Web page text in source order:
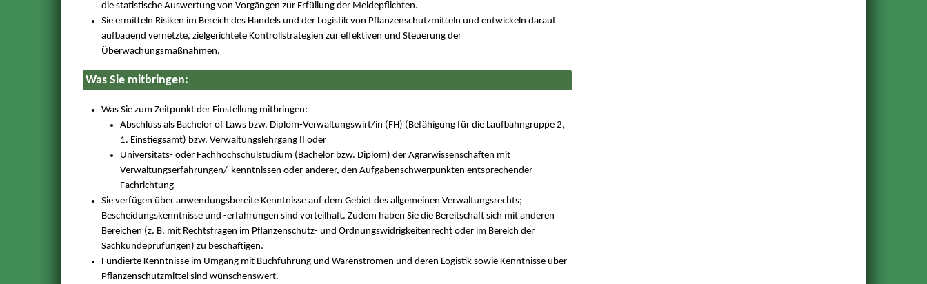
die statistische Auswertung von Vorgängen zur Erfüllung der Meldepflichten.
Sie ermitteln Risiken im Bereich des Handels und der Logistik von Pflanzenschutzmitteln und entwickeln darauf
aufbauend vernetzte, zielgerichtete Kontrollstrategien zur effektiven und Steuerung der
Überwachungsmaßnahmen.
Was Sie mitbringen:
Was Sie zum Zeitpunkt der Einstellung mitbringen:
Abschluss als Bachelor of Laws bzw. Diplom-Verwaltungswirt/in (FH) (Befähigung für die Laufbahngruppe 2,
1. Einstiegsamt) bzw. Verwaltungslehrgang II oder
Universitäts- oder Fachhochschulstudium (Bachelor bzw. Diplom) der Agrarwissenschaften mit
Verwaltungserfahrungen/-kenntnissen oder anderer, den Aufgabenschwerpunkten entsprechender
Fachrichtung
Sie verfügen über anwendungsbereite Kenntnisse auf dem Gebiet des allgemeinen Verwaltungsrechts;
Bescheidungskenntnisse und -erfahrungen sind vorteilhaft. Zudem haben Sie die Bereitschaft sich mit anderen
Bereichen (z. B. mit Rechtsfragen im Pflanzenschutz- und Ordnungswidrigkeitenrecht oder im Bereich der
Sachkundeprüfungen) zu beschäftigen.
Fundierte Kenntnisse im Umgang mit Buchführung und Warenströmen und deren Logistik sowie Kenntnisse über
Pflanzenschutzmittel sind wünschenswert.